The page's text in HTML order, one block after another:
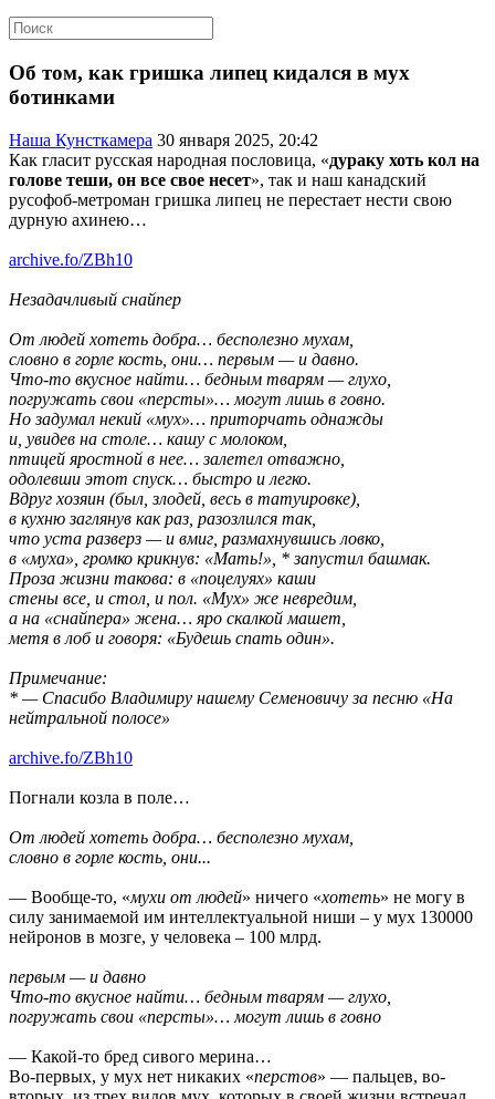
Об том, как гришка липец кидался в мух
ботинками
Наша Кунсткамера 30 января 2025, 20:42
Как гласит русская народная пословица, «дураку хоть кол на
голове теши, он все свое несет», так и наш канадский
русофоб-метроман гришка липец не перестает нести свою
дурную ахинею…
archive.fo/ZBh10
Незадачливый снайпер
От людей хотеть добра… бесполезно мухам,
словно в горле кость, они… первым — и давно.
Что-то вкусное найти… бедным тварям — глухо,
погружать свои «персты»… могут лишь в говно.
Но задумал некий «мух»… приторчать однажды
и, увидев на столе… кашу с молоком,
птицей яростной в нее… залетел отважно,
одолевши этот спуск… быстро и легко.
Вдруг хозяин (был, злодей, весь в татуировке),
в кухню заглянув как раз, разозлился так,
что уста разверз — и вмиг, размахнувшись ловко,
в «муха», громко крикнув: «Мать!», * запустил башмак.
Проза жизни такова: в «поцелуях» каши
стены все, и стол, и пол. «Мух» же невредим,
а на «снайпера» жена… яро скалкой машет,
метя в лоб и говоря: «Будешь спать один».
Примечание:
* — Спасибо Владимиру нашему Семеновичу за песню «На
нейтральной полосе»
archive.fo/ZBh10
Погнали козла в поле…
От людей хотеть добра… бесполезно мухам,
словно в горле кость, они...
— Вообще-то, «мухи от людей» ничего «хотеть» не могу в
силу занимаемой им интеллектуальной ниши – у мух 130000
нейронов в мозге, у человека – 100 млрд.
первым — и давно
Что-то вкусное найти… бедным тварям — глухо,
погружать свои «персты»… могут лишь в говно
— Какой-то бред сивого мерина…
Во-первых, у мух нет никаких «перстов» — пальцев, во-